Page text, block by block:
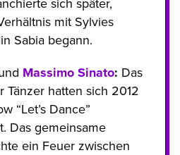
mit Sylvies
Sabia begann.
Massimo Sinato: Das
Tänzer hatten sich 2012
“Let’s Dance”
Das gemeinsame
ein Feuer zwischen